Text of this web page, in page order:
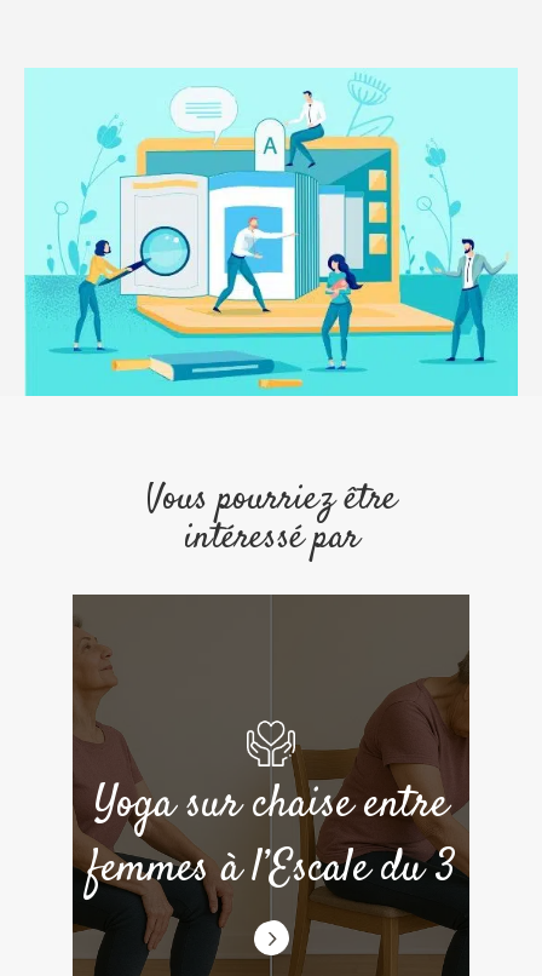
Vous pourriez être
intéressé par
Yoga sur chaise entre
femmes à l’Escale du 3